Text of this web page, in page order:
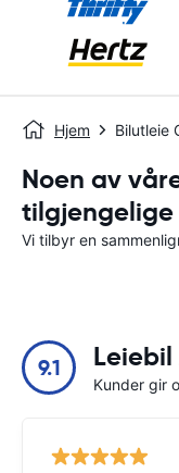
Hjem Bilutleie
Noen av
Vi tilbyr en
9.1
Kunder gir